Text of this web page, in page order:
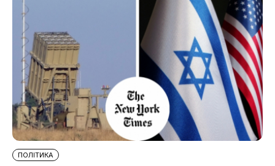
ПОЛІТИКА